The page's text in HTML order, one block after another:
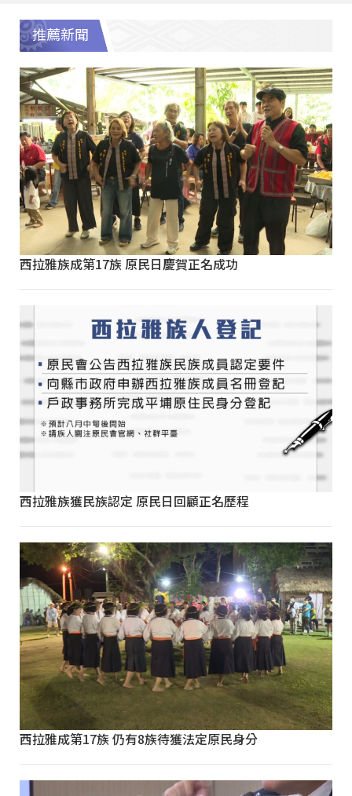
推薦新聞
西拉雅族成第17族 原民日慶賀正名成功
西拉雅族獲民族認定 原民日回顧正名歷程
西拉雅成第17族 仍有8族待獲法定原民身分